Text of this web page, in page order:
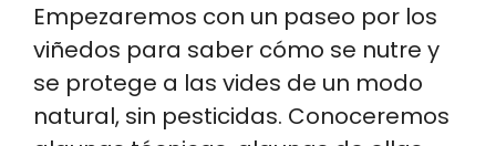
Empezaremos con un paseo por los
viñedos para saber cómo se nutre y
se protege a las vides de un modo
natural, sin pesticidas. Conoceremos